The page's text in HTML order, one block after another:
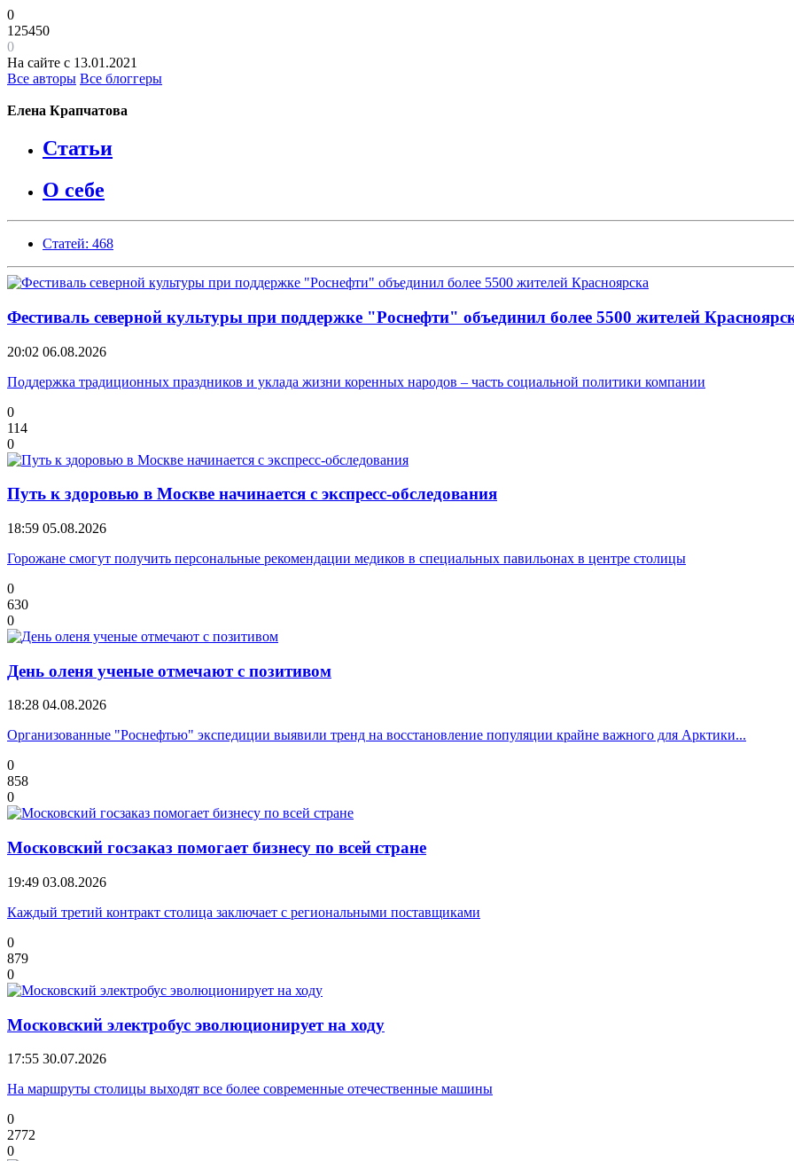
0
125450
0
На сайте с 13.01.2021
Все авторы Все блоггеры
Елена Крапчатова
Статьи
О себе
Статей: 468
Фестиваль северной культуры при поддержке "Роснефти" объединил более 5500 жителей
20:02 06.08.2026
Поддержка традиционных праздников и уклада жизни коренных народов – часть социальной политики компании
0
114
0
Путь к здоровью в Москве начинается с экспресс-обследования
18:59 05.08.2026
Горожане смогут получить персональные рекомендации медиков в специальных павильонах в центре столицы
0
630
0
День оленя ученые отмечают с позитивом
18:28 04.08.2026
Организованные "Роснефтью" экспедиции выявили тренд на восстановление популяции крайне важного для Арктики...
0
858
0
Московский госзаказ помогает бизнесу по всей стране
19:49 03.08.2026
Каждый третий контракт столица заключает с региональными поставщиками
0
879
0
Московский электробус эволюционирует на ходу
17:55 30.07.2026
На маршруты столицы выходят все более современные отечественные машины
0
2772
0